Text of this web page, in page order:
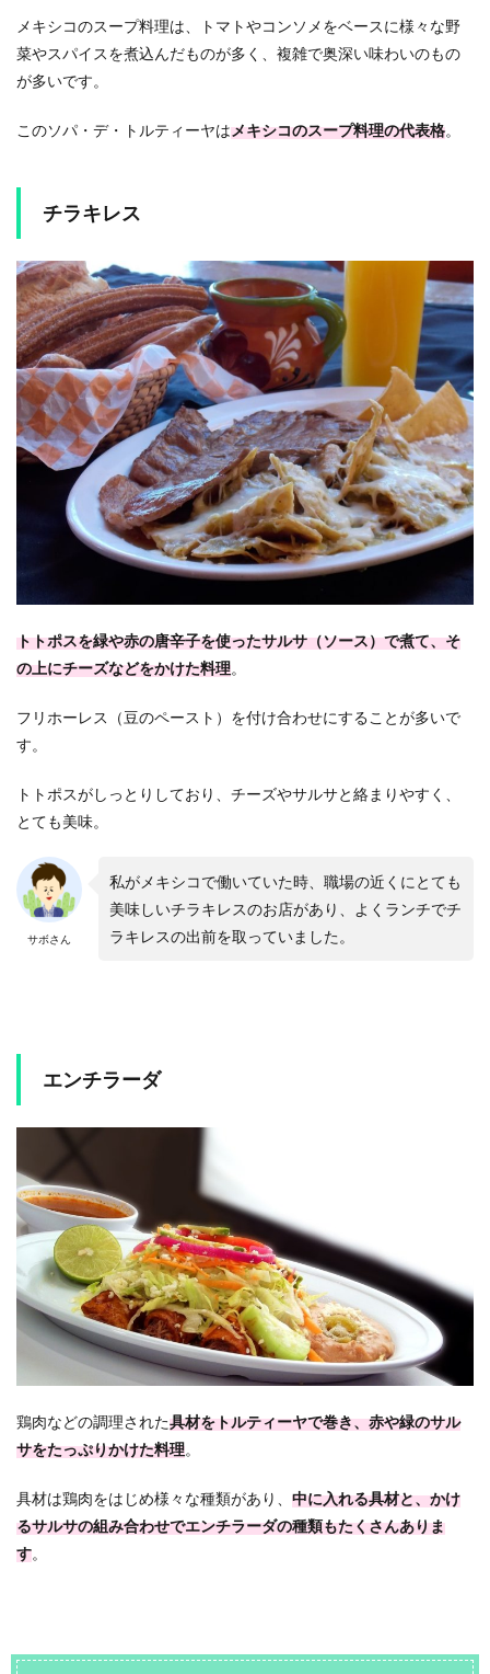
メキシコのスープ料理は、トマトやコンソメをベースに様々な野
菜やスパイスを煮込んだものが多く、複雑で奥深い味わいのもの
が多いです。
このソパ・デ・トルティーヤはメキシコのスープ料理の代表格。
チラキレス
トトポスを緑や赤の唐辛子を使ったサルサ（ソース）で煮て、そ
の上にチーズなどをかけた料理。
フリホーレス（豆のペースト）を付け合わせにすることが多いで
す。
トトポスがしっとりしており、チーズやサルサと絡まりやすく、
とても美味。
サボさん
私がメキシコで働いていた時、職場の近くにとても
美味しいチラキレスのお店があり、よくランチでチ
ラキレスの出前を取っていました。
エンチラーダ
鶏肉などの調理された具材をトルティーヤで巻き、赤や緑のサル
サをたっぷりかけた料理。
具材は鶏肉をはじめ様々な種類があり、 中に入れる具材と、かけ
るサルサの組み合わせでエンチラーダの種類もたくさんありま
す。